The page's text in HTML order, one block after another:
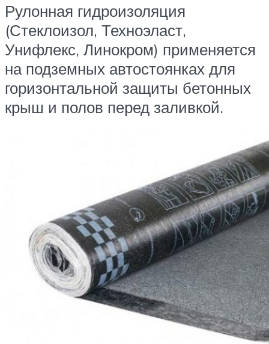
Рулонная гидроизоляция
(Стеклоизол, Техноэласт,
Унифлекс, Линокром) применяется
на подземных автостоянках для
горизонтальной защиты бетонных
крыш и полов перед заливкой.